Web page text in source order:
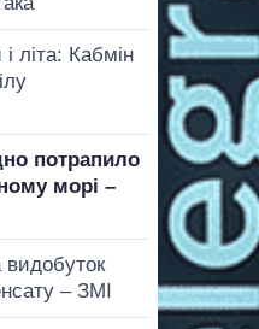
літа: Кабмін
потрапило
морі –
видобуток
– ЗМІ